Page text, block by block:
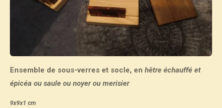
Ensemble de sous-verres et socle, en hêtre échauffé et
épicéa ou saule ou noyer ou merisier
9x9x1 cm